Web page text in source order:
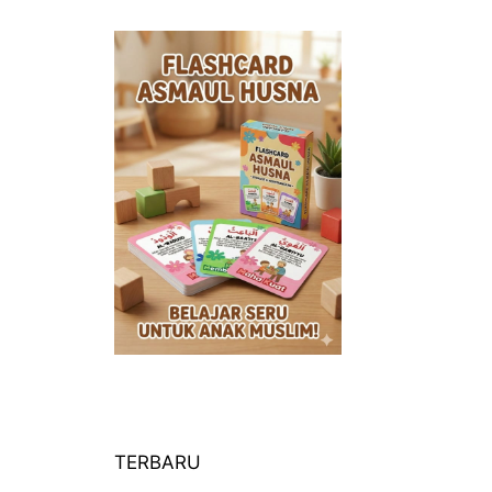
TERBARU